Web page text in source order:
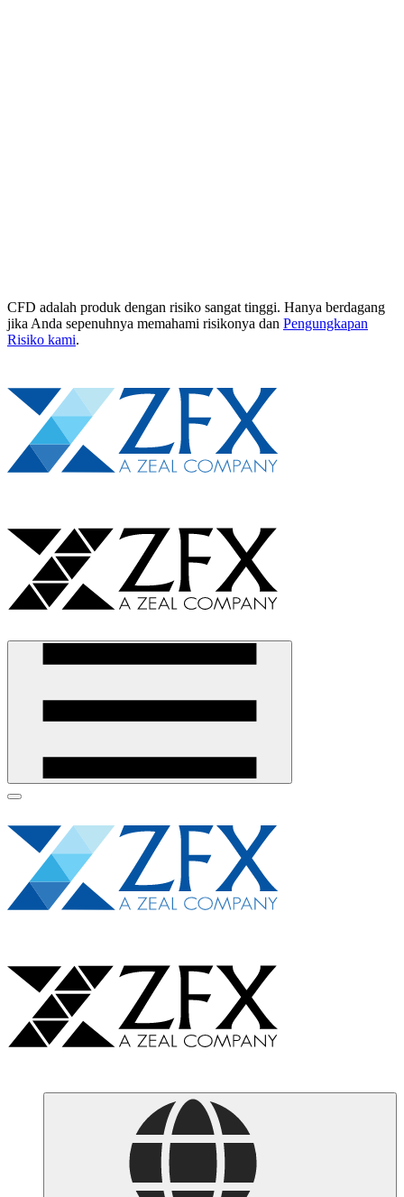
CFD adalah produk dengan risiko sangat tinggi. Hanya berdagang
jika Anda sepenuhnya memahami risikonya dan Pengungkapan
Risiko kami.